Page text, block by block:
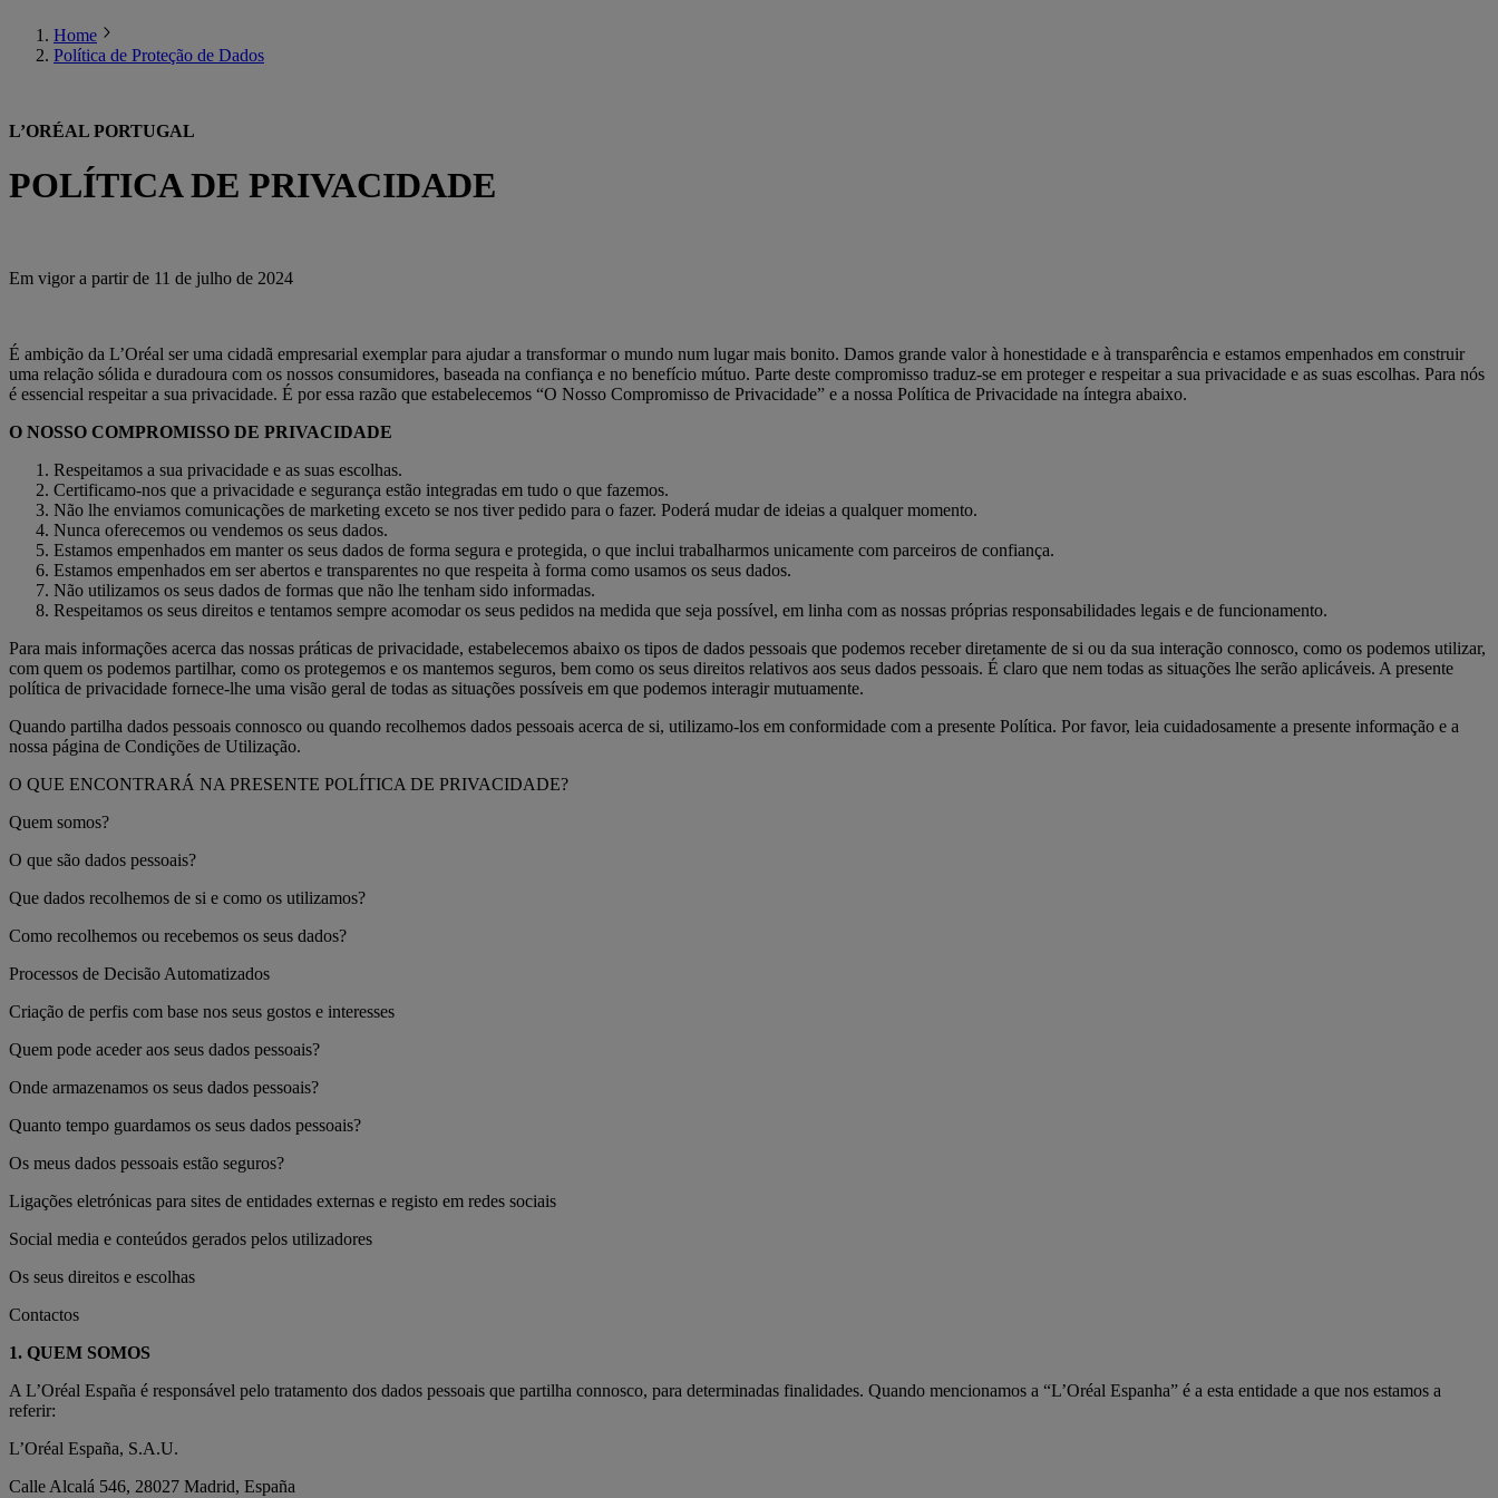
Home
Política de Proteção de Dados
L’ORÉAL PORTUGAL
POLÍTICA DE PRIVACIDADE
Em vigor a partir de 11 de julho de 2024
É ambição da L’Oréal ser uma cidadã empresarial exemplar para ajudar a transformar o mundo num lugar mais bonito. Damos grande valor à honestidade e à transparência e estamos empenhados em construir
uma relação sólida e duradoura com os nossos consumidores, baseada na confiança e no benefício mútuo. Parte deste compromisso traduz-se em proteger e respeitar a sua privacidade e as suas escolhas. Para nós
é essencial respeitar a sua privacidade. É por essa razão que estabelecemos “O Nosso Compromisso de Privacidade” e a nossa Política de Privacidade na íntegra abaixo.
O NOSSO COMPROMISSO DE PRIVACIDADE
Respeitamos a sua privacidade e as suas escolhas.
Certificamo-nos que a privacidade e segurança estão integradas em tudo o que fazemos.
Não lhe enviamos comunicações de marketing exceto se nos tiver pedido para o fazer. Poderá mudar de ideias a qualquer momento.
Nunca oferecemos ou vendemos os seus dados.
Estamos empenhados em manter os seus dados de forma segura e protegida, o que inclui trabalharmos unicamente com parceiros de confiança.
Estamos empenhados em ser abertos e transparentes no que respeita à forma como usamos os seus dados.
Não utilizamos os seus dados de formas que não lhe tenham sido informadas.
Respeitamos os seus direitos e tentamos sempre acomodar os seus pedidos na medida que seja possível, em linha com as nossas próprias responsabilidades legais e de funcionamento.
Para mais informações acerca das nossas práticas de privacidade, estabelecemos abaixo os tipos de dados pessoais que podemos receber diretamente de si ou da sua interação connosco, como os podemos utilizar,
com quem os podemos partilhar, como os protegemos e os mantemos seguros, bem como os seus direitos relativos aos seus dados pessoais. É claro que nem todas as situações lhe serão aplicáveis. A presente
política de privacidade fornece-lhe uma visão geral de todas as situações possíveis em que podemos interagir mutuamente.
Quando partilha dados pessoais connosco ou quando recolhemos dados pessoais acerca de si, utilizamo-los em conformidade com a presente Política. Por favor, leia cuidadosamente a presente informação e a
nossa página de Condições de Utilização.
O QUE ENCONTRARÁ NA PRESENTE POLÍTICA DE PRIVACIDADE?
Quem somos?
O que são dados pessoais?
Que dados recolhemos de si e como os utilizamos?
Como recolhemos ou recebemos os seus dados?
Processos de Decisão Automatizados
Criação de perfis com base nos seus gostos e interesses
Quem pode aceder aos seus dados pessoais?
Onde armazenamos os seus dados pessoais?
Quanto tempo guardamos os seus dados pessoais?
Os meus dados pessoais estão seguros?
Ligações eletrónicas para sites de entidades externas e registo em redes sociais
Social media e conteúdos gerados pelos utilizadores
Os seus direitos e escolhas
Contactos
1. QUEM SOMOS
A L’Oréal España é responsável pelo tratamento dos dados pessoais que partilha connosco, para determinadas finalidades. Quando mencionamos a “L’Oréal Espanha” é a esta entidade a que nos estamos a
referir:
L’Oréal España, S.A.U.
Calle Alcalá 546, 28027 Madrid, España